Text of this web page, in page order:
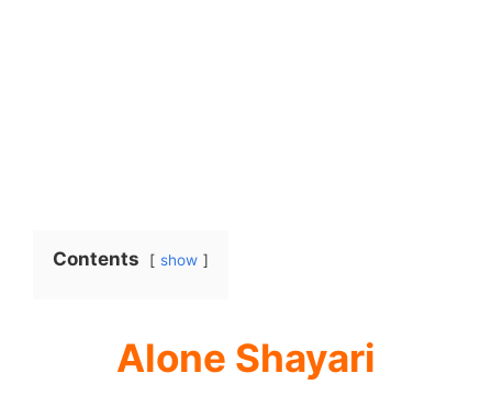
Contents show
Alone Shayari